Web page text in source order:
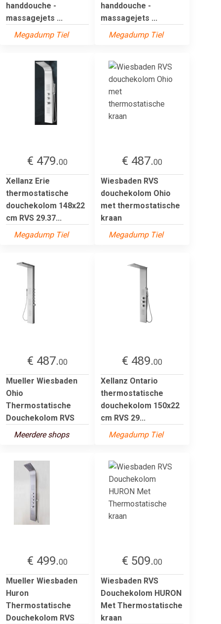
handdouche -
massagejets ...
Megadump Tiel
handdouche -
massagejets ...
Megadump Tiel
€ 479.00
Xellanz Erie
thermostatische
douchekolom 148x22
cm RVS 29.37...
Megadump Tiel
€ 487.00
Wiesbaden RVS
douchekolom Ohio
met thermostatische
kraan
Megadump Tiel
€ 487.00
Mueller Wiesbaden
Ohio
Thermostatische
Douchekolom RVS
Meerdere shops
€ 489.00
Xellanz Ontario
thermostatische
douchekolom 150x22
cm RVS 29...
Megadump Tiel
€ 499.00
Mueller Wiesbaden
Huron
Thermostatische
Douchekolom RVS
€ 509.00
Wiesbaden RVS
Douchekolom HURON
Met Thermostatische
kraan